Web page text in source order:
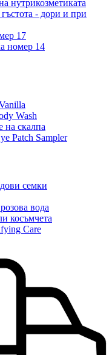
нутрикозметиката
- дори и при
17
номер 14
Wash
на скалпа
Patch Sampler
семки
вода
косъмчета
Care